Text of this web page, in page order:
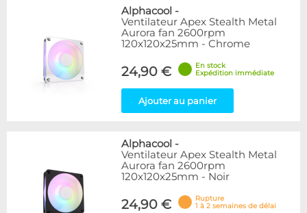
Appliquer
Alphacool -
Ventilateur Apex Stealth Metal
Aurora fan 2600rpm
120x120x25mm - Chrome
24,90 €
En stock
Expédition immédiate
Ajouter au panier
Alphacool -
Ventilateur Apex Stealth Metal
Aurora fan 2600rpm
120x120x25mm - Noir
24,90 €
Rupture
1 à 2 semaines de délai